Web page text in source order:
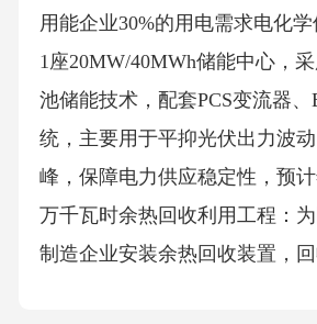
用能企业30%的用电需求电化
1座20MW/40MWh储能中心，
池储能技术，配套PCS变流器
统，主要用于平抑光伏出力波
峰，保障电力供应稳定性，预
万千瓦时余热回收利用工程：
制造企业安装余热回收装置，